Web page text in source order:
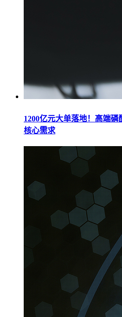
1200亿元大单落地！高端
核心需求